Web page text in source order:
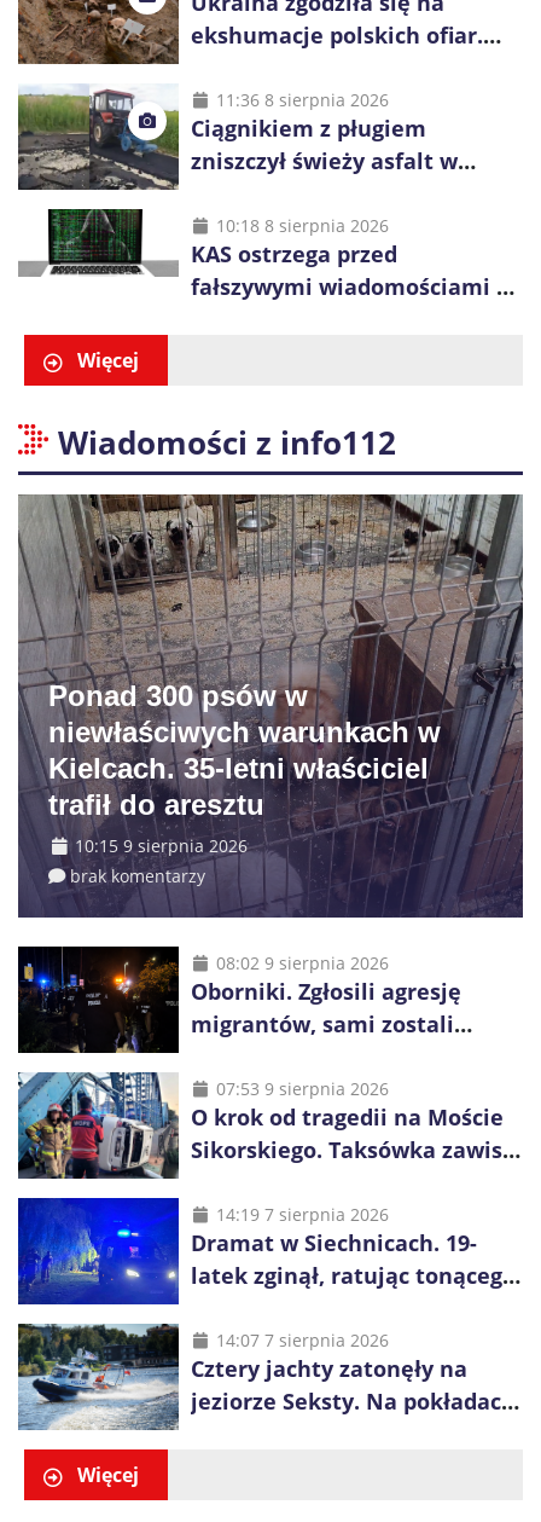
ekshumacje polskich ofiar.
i Ugły
11:36 8 sierpnia 2026
Ciągnikiem z pługiem
zniszczył świeży asfalt w
60-latka
10:18 8 sierpnia 2026
KAS ostrzega przed
fałszywymi wiadomościami o
Więcej
Wiadomości z info112
Ponad 300 psów w
niewłaściwych warunkach w
Kielcach. 35-letni właściciel
trafił do aresztu
10:15 9 sierpnia 2026
brak komentarzy
08:02 9 sierpnia 2026
Oborniki. Zgłosili agresję
migrantów, sami zostali
proceder
07:53 9 sierpnia 2026
O krok od tragedii na Moście
Sikorskiego. Taksówka zawisła
14:19 7 sierpnia 2026
Dramat w Siechnicach. 19-
latek zginął, ratując tonącego
14:07 7 sierpnia 2026
Cztery jachty zatonęły na
jeziorze Seksty. Na pokładach
Więcej